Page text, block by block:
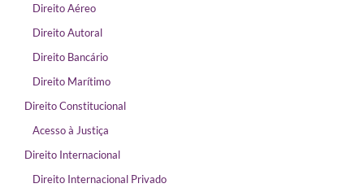
Direito Aéreo
Direito Autoral
Direito Bancário
Direito Marítimo
Direito Constitucional
Acesso à Justiça
Direito Internacional
Direito Internacional Privado